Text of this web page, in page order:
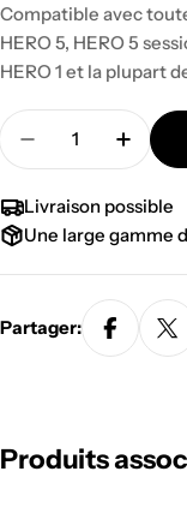
Compatible avec
HERO 5, HERO 5
HERO 1 et la plupart
Quantité
Diminuer la
Livraison possible
Une large gamme
Partager:
Produits